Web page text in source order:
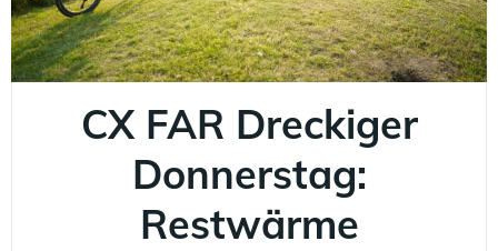
CX FAR Dreckiger
Donnerstag:
Restwärme